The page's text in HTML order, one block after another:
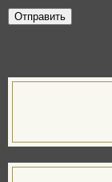
Отправить